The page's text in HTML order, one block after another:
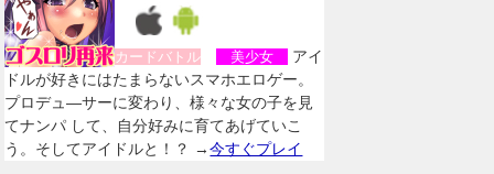
カードバトル 美少女
アイ
ドルが好きにはたまらないスマホエロゲー。
プロデュ―サーに変わり、様々な女の子を見
てナンパ して、自分好みに育てあげていこ
う。そしてアイドルと！？ →今すぐプレイ